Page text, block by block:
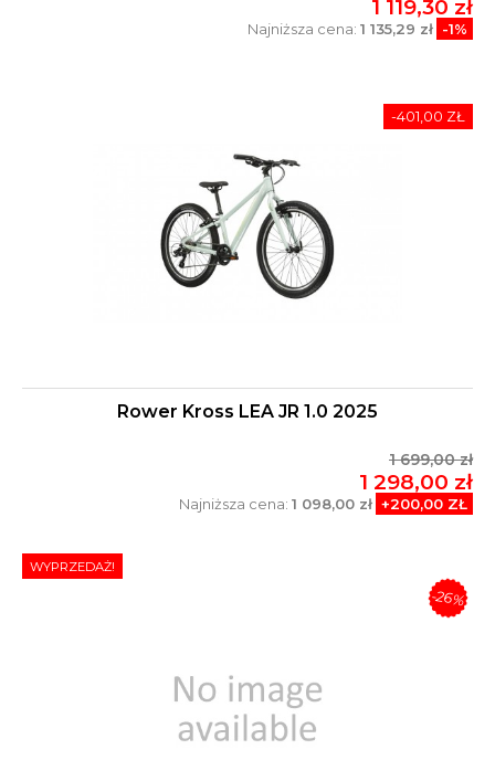
1 119,30 zł
Najniższa cena: 1 135,29 zł -1%
Rower Kross LEA JR 1.0 2025
1 699,00 zł
1 298,00 zł
Najniższa cena: 1 098,00 zł +200,00 ZŁ
-401,00 ZŁ
WYPRZEDAŻ!
-26%